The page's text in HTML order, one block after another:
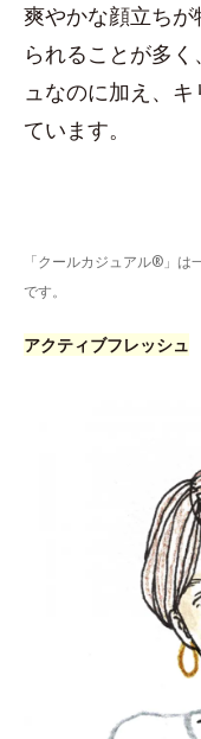
爽やかな顔立ち
られることが多
ュなのに加え、
ています。
「クールカジュアル®」
です。
アクティブフレッシュ